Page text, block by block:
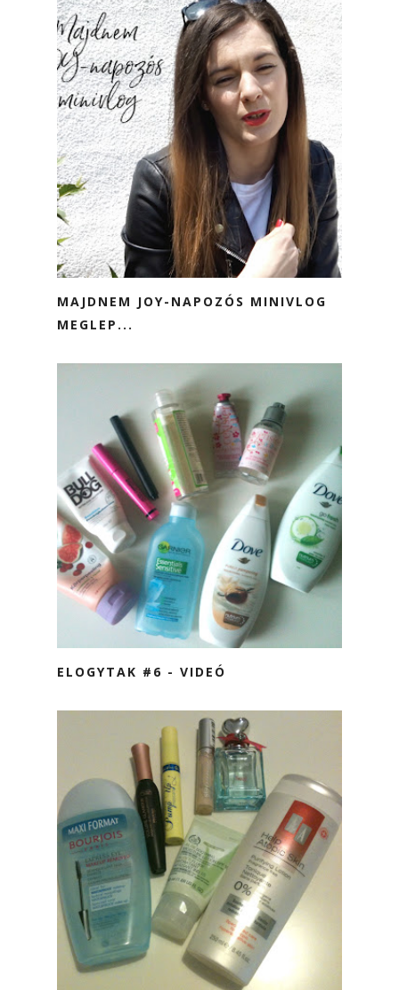
MAJDNEM JOY-NAPOZÓS MINIVLOG
MEGLEP...
ELOGYTAK #6 - VIDEÓ